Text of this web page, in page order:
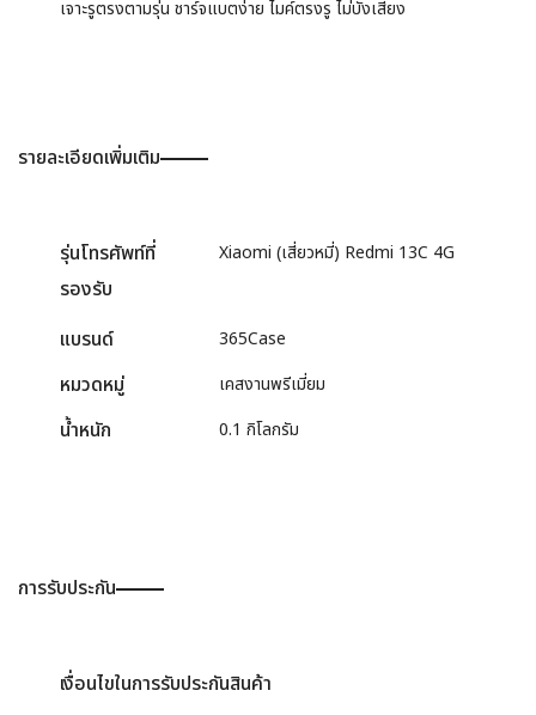
เจาะรูตรงตามรุ่น ชาร์จแบตง่าย ไมค์ตรงรู ไม่บังเสียง
รายละเอียดเพิ่มเติม
รุ่นโทรศัพท์ที่
รองรับ
Xiaomi (เสี่ยวหมี่) Redmi 13C 4G
แบรนด์ 365Case
หมวดหมู่ เคสงานพรีเมี่ยม
น้ำหนัก 0.1 กิโลกรัม
การรับประกัน
เงื่อนไขในการรับประกันสินค้า